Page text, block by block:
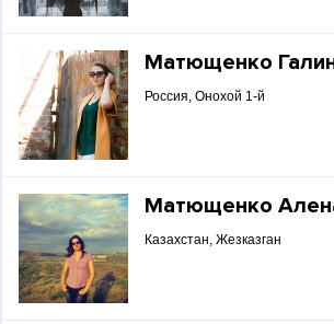
Матющенко
Россия, Онохой 1-й
Матющенко
Казахстан, Жезказган